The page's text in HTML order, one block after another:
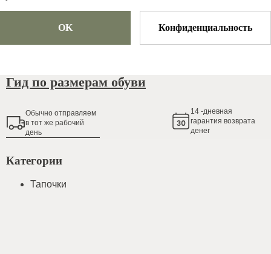
OK Конфиденциальность
Добавить в корзину
Гид по размерам обуви
Обычно oтправляем
в тот же рабочий
день
14 -дневная
гарантия возврата
денег
Категории
Тапочки